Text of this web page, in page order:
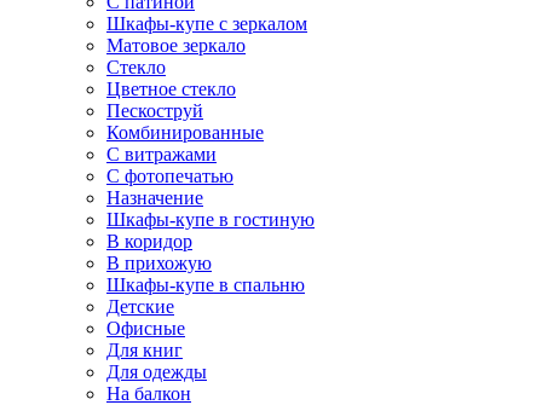
Шкафы-купе с зеркалом
Матовое зеркало
Стекло
Цветное стекло
Пескоструй
Комбинированные
С витражами
С фотопечатью
Назначение
Шкафы-купе в гостиную
В коридор
В прихожую
Шкафы-купе в спальню
Детские
Офисные
Для книг
Для одежды
На балкон